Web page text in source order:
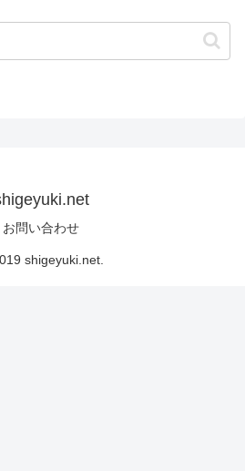
お問い合わせ
shigeyuki.net.